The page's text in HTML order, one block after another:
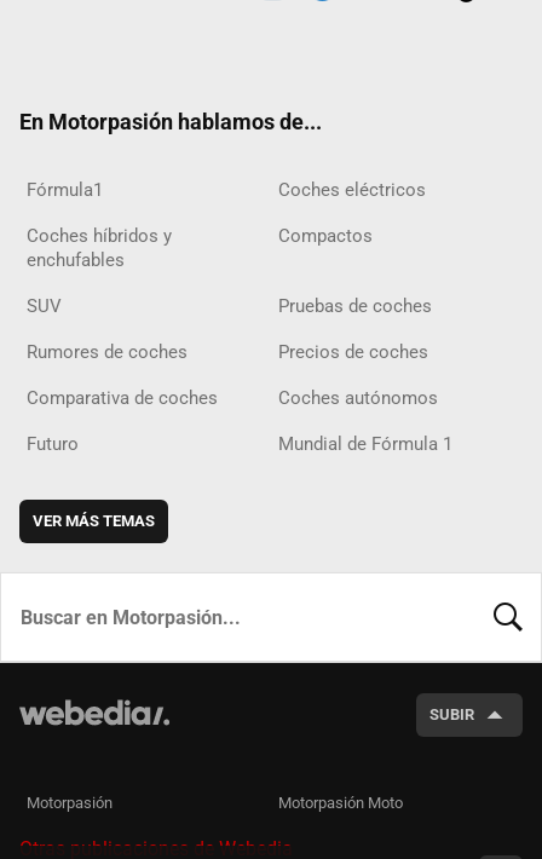
En Motorpasión hablamos de...
Fórmula1 Coches eléctricos
Coches híbridos y
enchufables
Compactos
SUV Pruebas de coches
Rumores de coches Precios de coches
Comparativa de coches Coches autónomos
Futuro Mundial de Fórmula 1
VER MÁS TEMAS
SUBIR
Motorpasión Motorpasión Moto
Otras publicaciones de Webedia